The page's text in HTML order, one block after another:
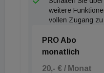
weitere
vollen Zugang zu
PRO Abo
monatlich
20,- € / Monat